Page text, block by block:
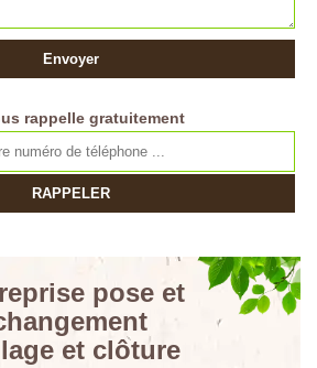
rappelle gratuitement
pose et
et clôture